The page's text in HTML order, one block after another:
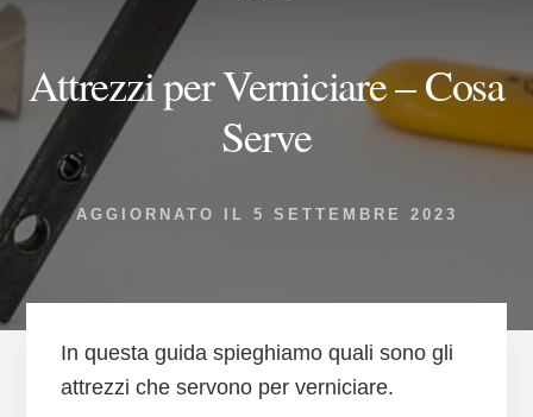
Attrezzi per Verniciare – Cosa
Serve
AGGIORNATO IL 5 SETTEMBRE 2023
In questa guida spieghiamo quali sono gli
attrezzi che servono per verniciare.